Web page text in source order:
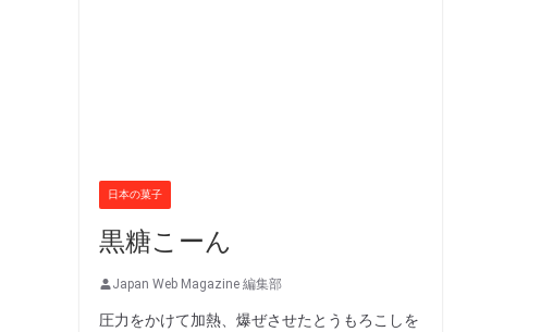
日本の菓子
黒糖こーん
Japan Web Magazine 編集部
圧力をかけて加熱、爆ぜさせたとうもろこしを